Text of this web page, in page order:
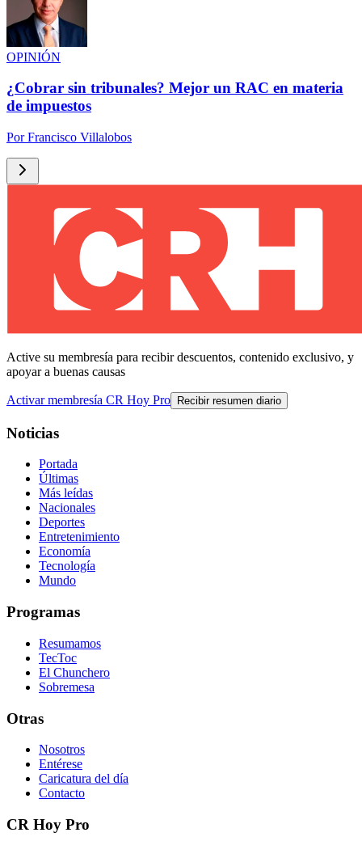
OPINIÓN
¿Cobrar sin tribunales? Mejor un RAC en materia
de impuestos
PorFrancisco Villalobos
Active su membresía para recibir descuentos, contenido exclusivo, y
apoyar a buenas causas
Activar membresía CR Hoy Pro Recibir resumen diario
Noticias
Portada
Últimas
Más leídas
Nacionales
Deportes
Entretenimiento
Economía
Tecnología
Mundo
Programas
Resumamos
TecToc
El Chunchero
Sobremesa
Otras
Nosotros
Entérese
Caricatura del día
Contacto
CR Hoy Pro